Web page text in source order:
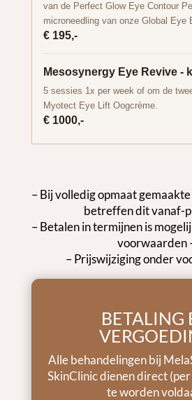
van de Perfect Glow Eye Contour
microneedling van onze Global Eye
€ 195,-
Mesosynergy Eye Revive -
5 sessies 1x per week of om de
Myotect Eye Lift Oogcrème.
€ 1000,-
– Bij volledig opmaat
betreffen dit vanaf-
– Betalen in termijnen is
voorwaarden
– Prijswijziging onder
BETALING
Alle behandelingen bij
SkinClinic dienen direct
te worden